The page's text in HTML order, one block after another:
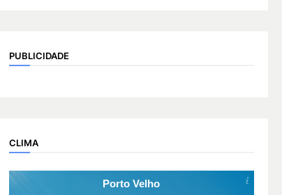
PUBLICIDADE
CLIMA
Porto Velho